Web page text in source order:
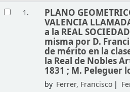
1. PLANO
VALENCIA
a la REAL
misma por D.
de mérito en la
la Real de Nobles
1831 ; M. Peleguer
by Ferrer, Francisco